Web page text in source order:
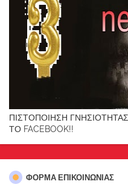
ΠΙΣΤΟΠΟΙΗΣΗ
ΤΟ FACEBOOK!!
ΦΌΡΜΑ ΕΠΙΚΟΙΝΩΝΊΑΣ